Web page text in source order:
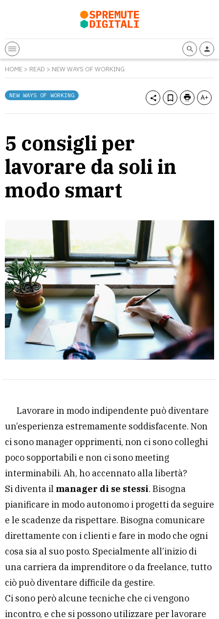
HOME > READ > NEW WAYS OF WORKING
NEW WAYS OF WORKING
5 consigli per
lavorare da soli in
modo smart
Lavorare in modo indipendente può diventare
un’esperienza estremamente soddisfacente. Non
ci sono manager opprimenti, non ci sono colleghi
poco sopportabili e non ci sono meeting
interminabili. Ah, ho accennato alla libertà?
Si diventa il manager di se stessi. Bisogna
pianificare in modo autonomo i progetti da seguire
e le scadenze da rispettare. Bisogna comunicare
direttamente con i clienti e fare in modo che ogni
cosa sia al suo posto. Specialmente all’inizio di
una carriera da imprenditore o da freelance, tutto
ciò può diventare difficile da gestire.
Ci sono però alcune tecniche che ci vengono
incontro, e che si possono utilizzare per lavorare